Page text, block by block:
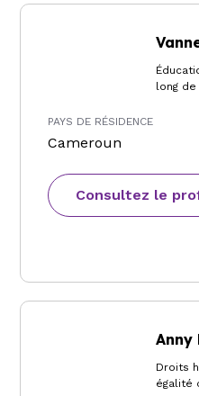
long de
PAYS DE RÉSIDENCE
Cameroun
Consultez le
Anny
Droits
égalité